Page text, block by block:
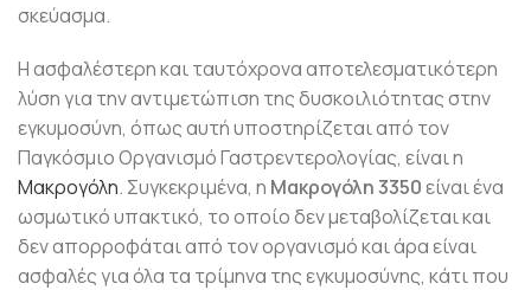
σκεύασμα.
Η ασφαλέστερη και ταυτόχρονα αποτελεσματικότερη
λύση για την αντιμετώπιση της δυσκοιλιότητας στην
εγκυμοσύνη, όπως αυτή υποστηρίζεται από τον
Παγκόσμιο Οργανισμό Γαστρεντερολογίας, είναι η
Μακρογόλη. Συγκεκριμένα, η Μακρογόλη 3350είναι ένα
ωσμωτικό υπακτικό, το οποίο δεν μεταβολίζεται και
δεν απορροφάται από τον οργανισμό και άρα είναι
ασφαλές για όλα τα τρίμηνα της εγκυμοσύνης, κάτι που